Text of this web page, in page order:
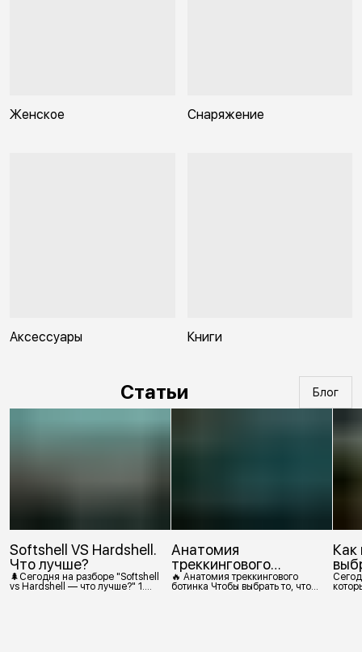
Женское Снаряжение
Аксессуары Книги
Статьи Блог
Softshell VS Hardshell.
Что лучше?
🌲Сегодня на разборе "Softshell
vs Hardshell — что лучше?" 1.
Анатомия
треккингового
ботинка
🔥 Анатомия треккингового
ботинка Чтобы выбрать то, что
Как